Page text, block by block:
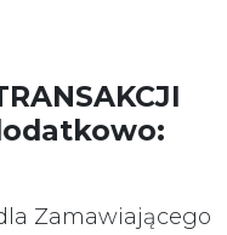
Zamawiającego